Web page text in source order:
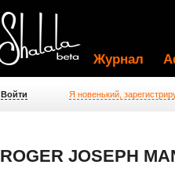
Журнал
Войти Я новенький,
ROGER JOSEPH